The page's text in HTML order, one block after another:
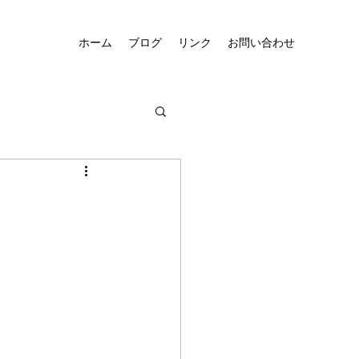
ホーム ブログ リンク お問い合わせ